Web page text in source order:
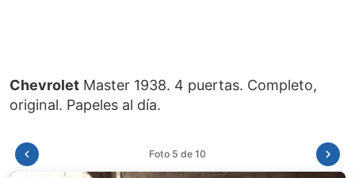
Chevrolet Master 1938. 4 puertas. Completo,
Foto 6 de 10